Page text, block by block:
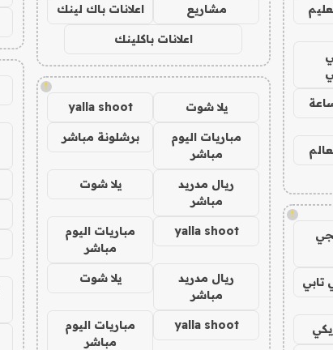
!
تابي
مشاريع اعلانات باك لينك
اعلانات باكلينك
!
يلا شوت yalla shoot
مباريات اليوم
مباشر
برشلونة مباشر
ريال مدريد
مباشر
يلا شوت
yalla shoot
مباريات اليوم
مباشر
ريال مدريد
مباشر
يلا شوت
yalla shoot
مباريات اليوم
مباشر